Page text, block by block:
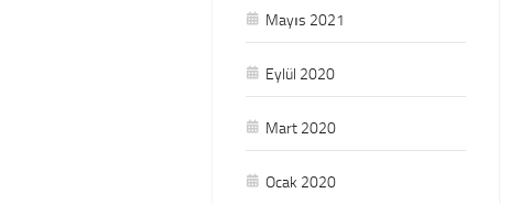
Mayıs 2021
Eylül 2020
Mart 2020
Ocak 2020